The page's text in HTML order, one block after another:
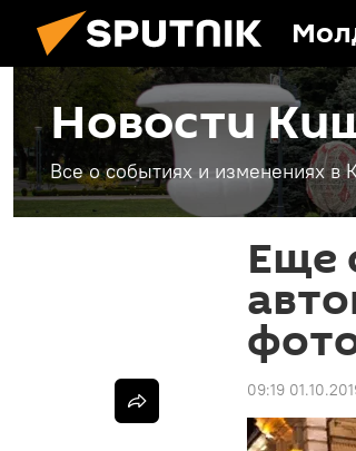
Новости
Все о событиях и изменениях в
Еще
09:19